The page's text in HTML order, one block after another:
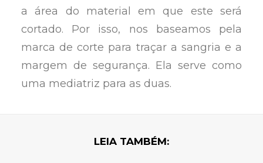
a área do material em que este será
cortado. Por isso, nos baseamos pela
marca de corte para traçar a sangria e a
margem de segurança. Ela serve como
uma mediatriz para as duas.
LEIA TAMBÉM: